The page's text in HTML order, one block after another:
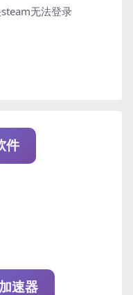
无法登录
件
速器